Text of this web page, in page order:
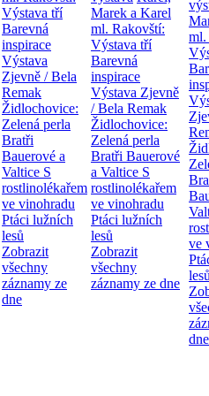
Výstava tří
Barevná
inspirace
Výstava
Zjevně / Bela
Remak
Židlochovice:
Zelená perla
Bratři
Bauerové a
Valtice S
rostlinolékařem
ve vinohradu
Ptáci lužních
lesů
Zobrazit
všechny
záznamy ze
dne
Marek a Karel
ml. Rakovští:
Výstava tří
Barevná
inspirace
Výstava Zjevně
/ Bela Remak
Židlochovice:
Zelená perla
Bratři Bauerové
a Valtice S
rostlinolékařem
ve vinohradu
Ptáci lužních
lesů
Zobrazit
všechny
záznamy ze dne
ml.
ve
dne